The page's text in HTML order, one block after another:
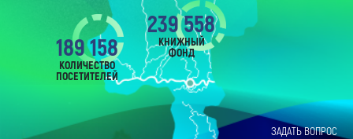
ЗАДАТЬ ВОПРОС
189 158
КОЛИЧЕСТВО
ПОСЕТИТЕЛЕЙ
239 558
КНИЖНЫЙ
ФОНД